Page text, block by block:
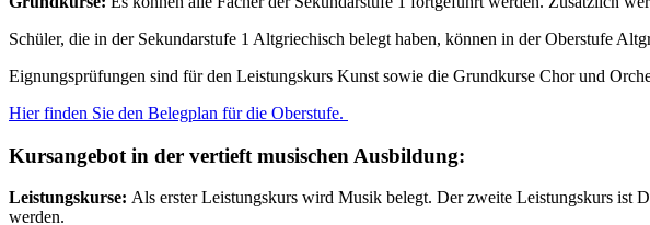
Schüler, die in der Sekundarstufe 1 Altgriechisch belegt haben, können in der Oberstufe
Eignungsprüfungen sind für den Leistungskurs Kunst sowie die Grundkurse Chor und
Hier finden Sie den Belegplan für die Oberstufe.
Kursangebot in der vertieft musischen Ausbildung:
Leistungskurse: Als erster Leistungskurs wird Musik belegt. Der zweite Leistungskurs ist
werden.